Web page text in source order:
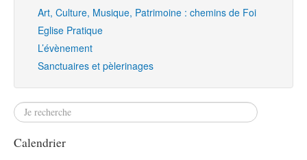
Art, Culture, Musique, Patrimoine : chemins de Foi
Eglise Pratique
L’évènement
Sanctuaires et pèlerinages
Calendrier